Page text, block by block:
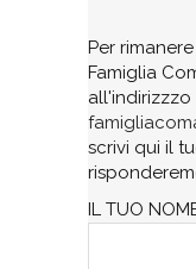
Per
Famiglia
all'indirizzzo
scrivi qui il
IL TUO